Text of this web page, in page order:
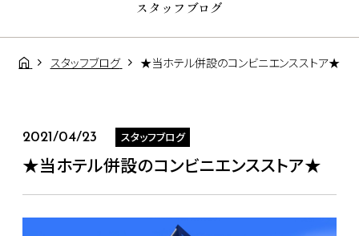
スタッフブログ
スタッフブログ ★当ホテル併設のコンビニエンスストア★
2021/04/23 スタッフブログ
★当ホテル併設のコンビニエンスストア★